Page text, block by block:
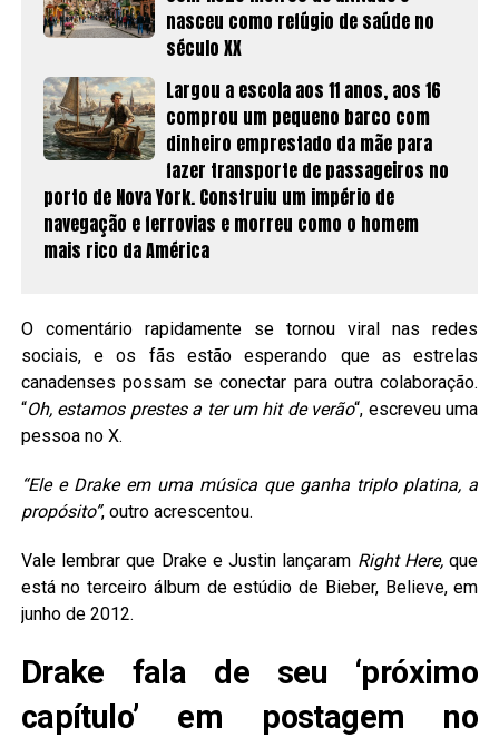
nasceu como refúgio de saúde no
século XX
Largou a escola aos 11 anos, aos 16
comprou um pequeno barco com
dinheiro emprestado da mãe para
fazer transporte de passageiros no
porto de Nova York. Construiu um império de
navegação e ferrovias e morreu como o homem
mais rico da América
O comentário rapidamente se tornou viral nas redes
sociais, e os fãs estão esperando que as estrelas
canadenses possam se conectar para outra colaboração.
“Oh, estamos prestes a ter um hit de verão“, escreveu uma
pessoa no X.
“Ele e Drake em uma música que ganha triplo platina, a
propósito”, outro acrescentou.
Vale lembrar que Drake e Justin lançaram Right Here, que
está no terceiro álbum de estúdio de Bieber, Believe, em
junho de 2012.
Drake fala de seu ‘próximo
capítulo’ em postagem no